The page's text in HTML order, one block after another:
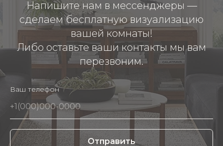
Напишите нам в мессенджеры —
сделаем бесплатную визуализацию
вашей комнаты!
Либо оставьте ваши контакты мы вам
перезвоним.
Ваш телефон
Отправить